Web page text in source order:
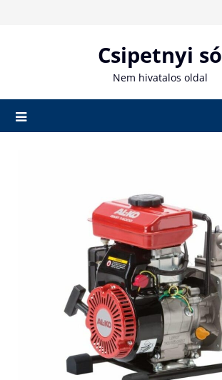
Csipetnyi só
Nem hivatalos oldal